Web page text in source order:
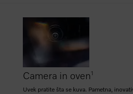
Camera in oven1
Uvek pratite šta se kuva. Pametna,